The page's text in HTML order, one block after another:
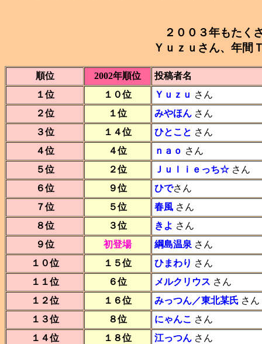
２００３年もたく
Ｙｕｚｕさん、年間
順位 2002年順位
投稿者名
１位
１０位 Ｙｕｚｕ さん
２位
１位 みやほん さん
３位
１４位 ひとこと さん
４位
４位 ｎａｏ さん
５位
２位 Ｊｕｌｉｅっち☆ さん
６位
９位 ひでさん
７位
５位 春風 さん
８位
３位 きよ さん
９位
初登場 綱島温泉 さん
１０位
１５位 ひまわり さん
１１位
６位 メルクリウス さん
１２位
１６位 みっつん／東北某氏 さん
１３位
８位 にゃんこ さん
１４位
１８位 江っつん さん